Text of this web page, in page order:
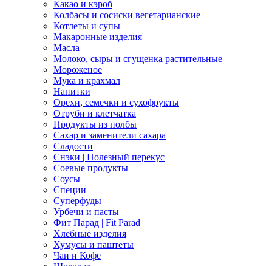
Какао и кэроб
Колбасы и сосиски вегетарианские
Котлеты и супы
Макаронные изделия
Масла
Молоко, сыры и сгущенка растительные
Мороженое
Мука и крахмал
Напитки
Орехи, семечки и сухофрукты
Отруби и клетчатка
Продукты из полбы
Сахар и заменители сахара
Сладости
Снэки | Полезный перекус
Соевые продукты
Соусы
Специи
Суперфуды
Урбечи и пасты
Фит Парад | Fit Parad
Хлебные изделия
Хумусы и паштеты
Чаи и Кофе